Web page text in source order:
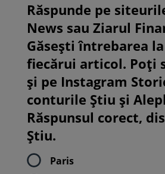
Răspunde pe
News sau Ziarul
Găsești întrebarea
fiecărui articol. Poți
și pe Instagram
conturile Știu și
Răspunsul corect,
Știu.
Paris